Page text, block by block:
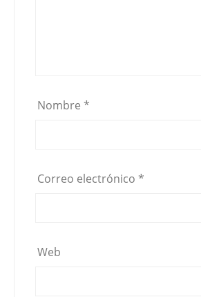
Nombre *
Correo electrónico *
Web